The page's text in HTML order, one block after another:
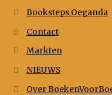
Booksteps Oeganda
Contact
Markten
NIEUWS
Over